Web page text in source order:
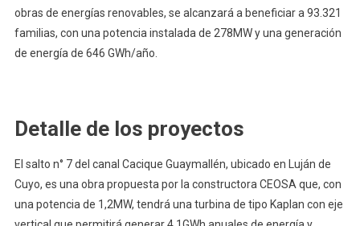
obras de energías renovables, se alcanzará a beneficiar a 93.321
familias, con una potencia instalada de 278MW y una generación
de energía de 646 GWh/año.
Detalle de los proyectos
El salto n° 7 del canal Cacique Guaymallén, ubicado en Luján de
Cuyo, es una obra propuesta por la constructora CEOSA que, con
una potencia de 1,2MW, tendrá una turbina de tipo Kaplan con eje